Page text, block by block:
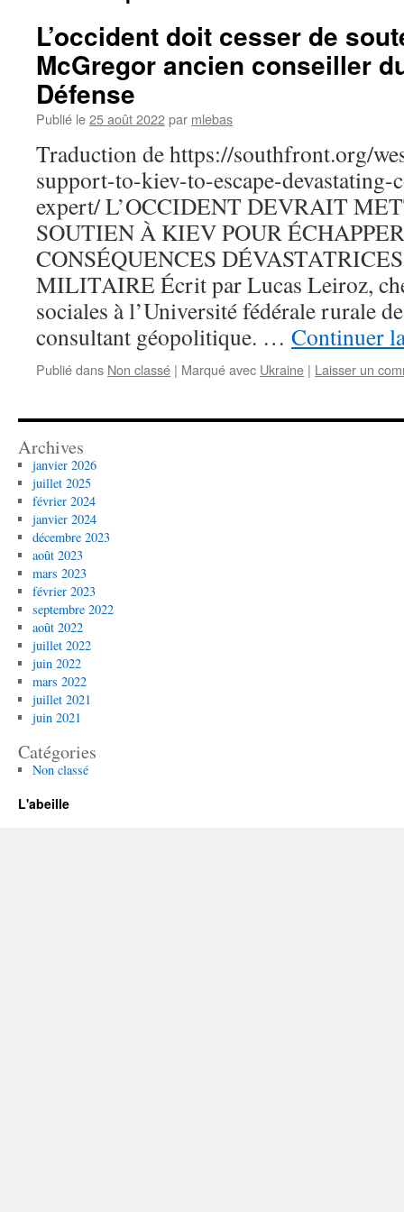
L’occident doit cesser de
McGregor ancien conseiller
Défense
Publié le25 août 2022par mlebas
Traduction de https://southfront.org/
support-to-kiev-to-escape-
expert/ L’OCCIDENT DEVRAIT
SOUTIEN À KIEV POUR
CONSÉQUENCES
MILITAIRE Écrit par Lucas Leiroz,
sociales à l’Université fédérale rurale
consultant géopolitique. … Continuer
Publié dans Non classé | Marqué avec Ukraine | Laisser un
Archives
janvier 2026
juillet 2025
février 2024
janvier 2024
décembre 2023
août 2023
mars 2023
février 2023
septembre 2022
août 2022
juillet 2022
juin 2022
mars 2022
juillet 2021
juin 2021
Catégories
Non classé
L'abeille